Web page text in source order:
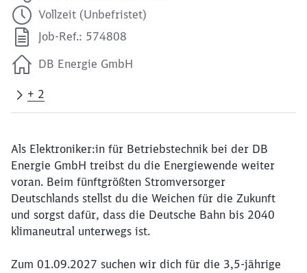
Vollzeit (Unbefristet)
Job-Ref.: 574808
DB Energie GmbH
+ 2
Als Elektroniker:in für Betriebstechnik bei der DB
Energie GmbH treibst du die Energiewende weiter
voran. Beim fünftgrößten Stromversorger
Deutschlands stellst du die Weichen für die Zukunft
und sorgst dafür, dass die Deutsche Bahn bis 2040
klimaneutral unterwegs ist.
Zum 01.09.2027 suchen wir dich für die 3,5-jährige